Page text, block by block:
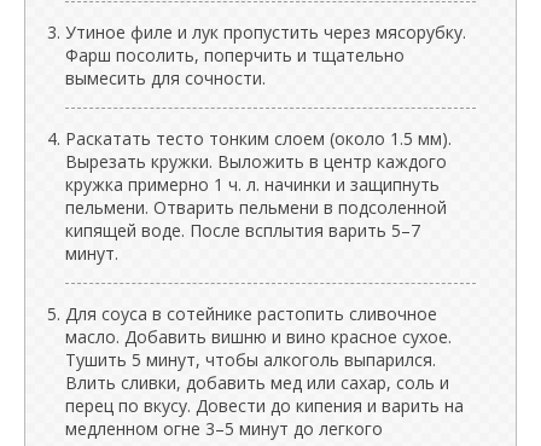
Утиное филе и лук пропустить через мясорубку.
Фарш посолить, поперчить и тщательно
вымесить для сочности.
Раскатать тесто тонким слоем (около 1.5 мм).
Вырезать кружки. Выложить в центр каждого
кружка примерно 1 ч. л. начинки и защипнуть
пельмени. Отварить пельмени в подсоленной
кипящей воде. После всплытия варить 5–7
минут.
Для соуса в сотейнике растопить сливочное
масло. Добавить вишню и вино красное сухое.
Тушить 5 минут, чтобы алкоголь выпарился.
Влить сливки, добавить мед или сахар, соль и
перец по вкусу. Довести до кипения и варить на
медленном огне 3–5 минут до легкого